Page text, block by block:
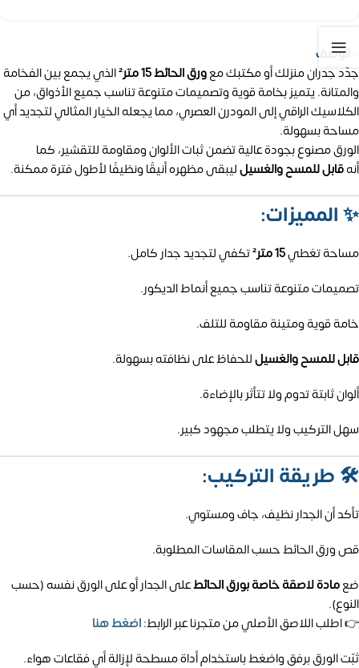
الوصف
جدّد جدران منزلك أو مكتبك معورق الحائط 15 متر²
الذي يجمع بين الفخامة
والمتانة. يتميز بخامة قوية وتصميمات متنوعة تناسب جميع الأذواق، من
الكلاسيك الراقي إلى المودرن العصري، مما يجعله الخيار المثالي لتجديد أي
مساحة بسهولة.
الورق مصنوع بجودة عالية تضمن ثبات الألوان ومقاومة للتقشير، كما
أنهقابل للمسح والغسيلليبقى مظهره أنيقًا ونظيفًا لأطول فترة ممكنة.
✨المميزات:
مساحة تغطي15 متر²
تكفي لتجديد جدار كامل.
تصميمات متنوعة تناسب جميع أنماط الديكور.
خامة قوية ومتينة مقاومة للتلف.
قابل للمسح والغسيلللحفاظ على نظافته بسهولة.
ألوان ثابتة تدوم ولا تتأثر بالإضاءة.
سهل التركيب ولا يتطلب مجهود كبير.
🛠️ طريقة التركيب:
تأكد أن الجدار نظيف، جاف ومستوي.
قص ورق الحائط حسب المقاسات المطلوبة.
ضعمادة لاصقة خاصة بورق الحائطعلى الجدار أو على الورق نفسه (حسب
النوع).
👉 اطلب اللاصق الأصلي من متجرنا عبر الرابط:اضغط هنا
ثبّت الورق برفق واضغط باستخدام أداة مسطحة لإزالة أي فقاعات هواء.